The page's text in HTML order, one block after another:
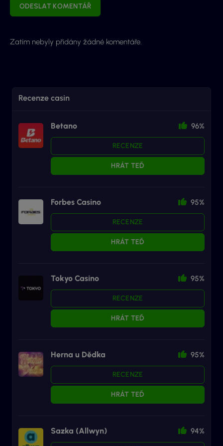
ODESLAT KOMENTÁŘ
Zatím nebyly přidány žádné komentáře.
Recenze casin
Betano 96%
RECENZE
HRÁT TEĎ
Forbes Casino 95%
RECENZE
HRÁT TEĎ
Tokyo Casino 95%
RECENZE
HRÁT TEĎ
Herna u Dědka 95%
RECENZE
HRÁT TEĎ
Sazka (Allwyn) 94%